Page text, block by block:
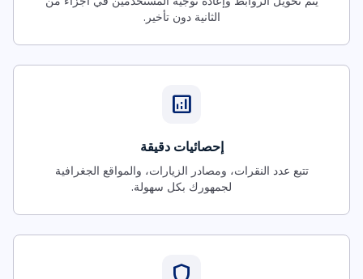
الثانية دون تأخير.
analytics
إحصائيات دقيقة
تتبع عدد النقرات، ومصادر الزيارات، والمواقع الجغرافية
لجمهورك بكل سهولة.